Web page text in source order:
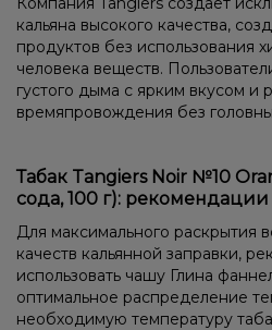
кальяна высокого качества,
продуктов без использования
человека веществ.
густого дыма с ярким вкусом и
времяпровождения без
Табак Tangiers Noir №10
сода, 100 г):
Для максимального раскрытия
качеств кальянной заправки,
использовать чашу Глина
оптимальное распределение
необходимую температуру